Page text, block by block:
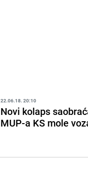
22.06.18. 20:10
Novi kolaps
MUP-a KS mole